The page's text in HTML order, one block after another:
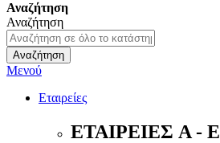
Αναζήτηση
Αναζήτηση
Αναζήτηση
Μενού
Εταιρείες
ΕΤΑΙΡΕΙΕΣ A - E